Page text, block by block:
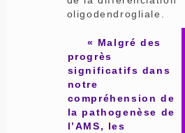
oligodendrogliale.
« Malgré des
progrès
significatifs dans
notre
compréhension de
la pathogenèse de
l’AMS, les